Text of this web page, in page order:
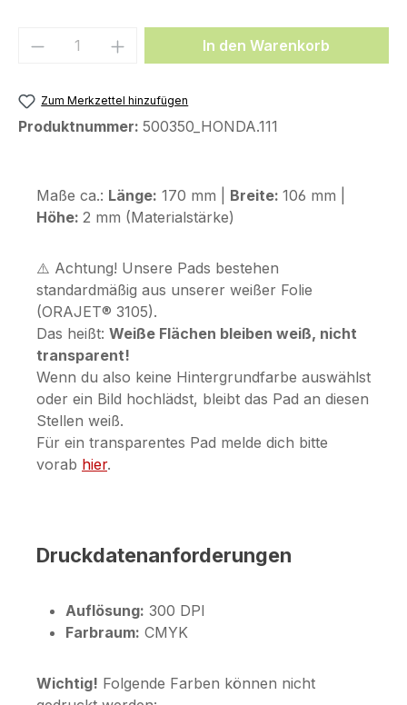
Produkt Anzahl: Gib denIn den Warenkorb
Zum Merkzettel hinzufügen
Produktnummer: 500350_HONDA.111
Maße ca.: Länge: 170 mm | Breite: 106 mm |
Höhe: 2 mm (Materialstärke)
⚠️ Achtung! Unsere Pads bestehen
standardmäßig aus unserer weißer Folie
(ORAJET® 3105).
Das heißt: Weiße Flächen bleiben weiß, nicht
transparent!
Wenn du also keine Hintergrundfarbe auswählst
oder ein Bild hochlädst, bleibt das Pad an diesen
Stellen weiß.
Für ein transparentes Pad melde dich bitte
vorab hier.
Druckdatenanforderungen
Auflösung: 300 DPI
Farbraum: CMYK
Wichtig! Folgende Farben können nicht